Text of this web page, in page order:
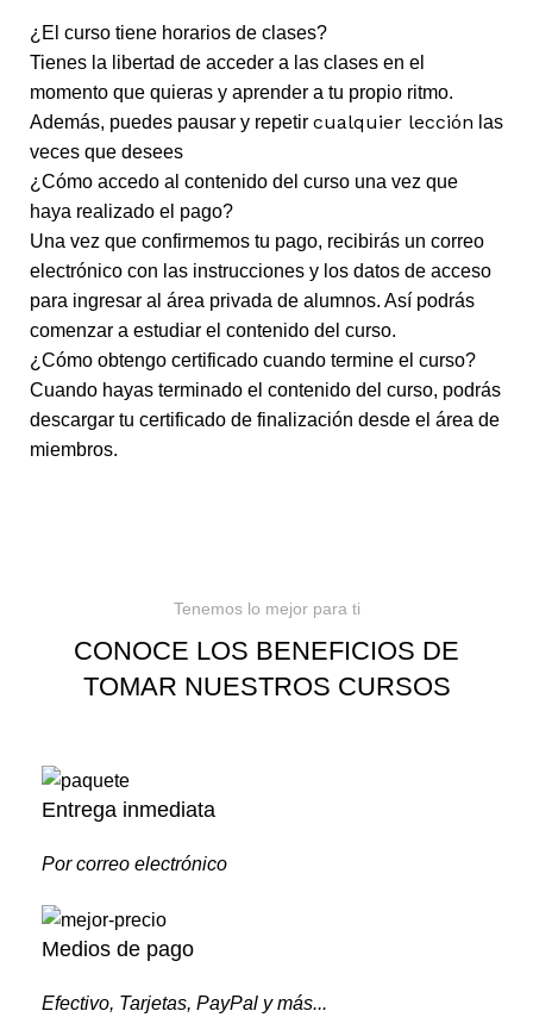
¿El curso tiene horarios de clases?
Tienes la libertad de acceder a las clases en el
momento que quieras y aprender a tu propio ritmo.
Además, puedes pausar y repetir cualquier lección las
veces que desees
¿Cómo accedo al contenido del curso una vez que
haya realizado el pago?
Una vez que confirmemos tu pago, recibirás un correo
electrónico con las instrucciones y los datos de acceso
para ingresar al área privada de alumnos. Así podrás
comenzar a estudiar el contenido del curso.
¿Cómo obtengo certificado cuando termine el curso?
Cuando hayas terminado el contenido del curso, podrás
descargar tu certificado de finalización desde el área de
miembros.
Tenemos lo mejor para ti
CONOCE LOS BENEFICIOS DE
TOMAR NUESTROS CURSOS
Entrega inmediata
Por correo electrónico
Medios de pago
Efectivo, Tarjetas, PayPal y más...